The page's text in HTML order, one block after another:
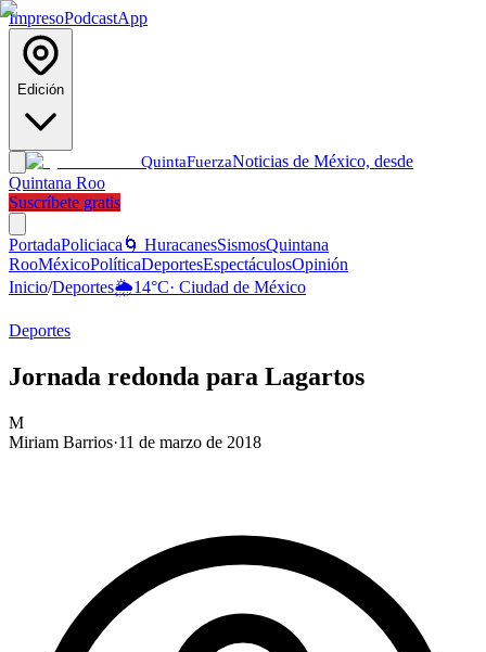
ImpresoPodcastApp
Edición
QuintaFuerzaNoticias de México, desde
Quintana Roo
Suscríbete gratis
PortadaPoliciaca 🌀 HuracanesSismosQuintana
RooMéxicoPolíticaDeportesEspectáculosOpinión
Inicio/Deportes🌦️14°C· Ciudad de México
Deportes
Jornada redonda para Lagartos
M
Miriam Barrios·11 de marzo de 2018